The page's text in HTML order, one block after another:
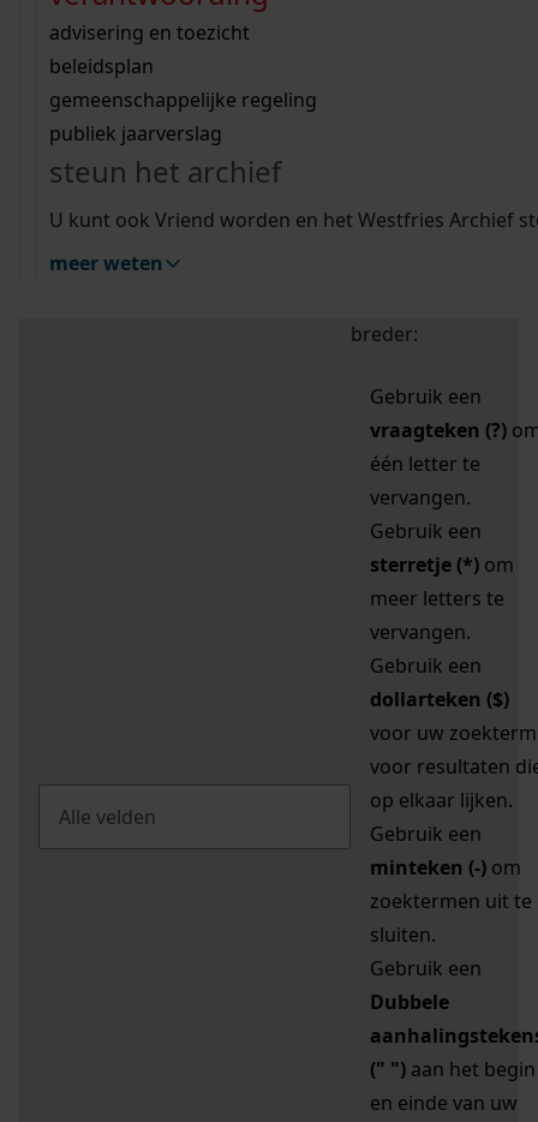
bouwvergunningen
omgevingsvergunningen
vergunningen
beeld en geluid
uitleg nodig?
Wij helpen u op weg met een aantal zoektips.
bekijk alle zoektips
Wij helpen u op weg met een aantal zoektips.
bekijk alle zoektips
bekijk ons geschiedenislokaal
advisering en toezicht
beleidsplan
gemeenschappelijke regeling
publiek jaarverslag
steun het archief
U kunt ook Vriend worden en het Westfries Archief
meer weten
zoektips
Mijn Studiezaal (inloggen)
uw zoekopdracht te
breder:
Gebruik een
vraagteken (?)
één letter te
vervangen.
Gebruik een
sterretje (*) om
meer letters te
vervangen.
Gebruik een
dollarteken ($)
voor uw zoekterm
voor resultaten
op elkaar lijken.
Gebruik een
minteken (-) om
zoektermen uit te
sluiten.
Gebruik een
Dubbele
(" ") aan het begin
en einde van uw